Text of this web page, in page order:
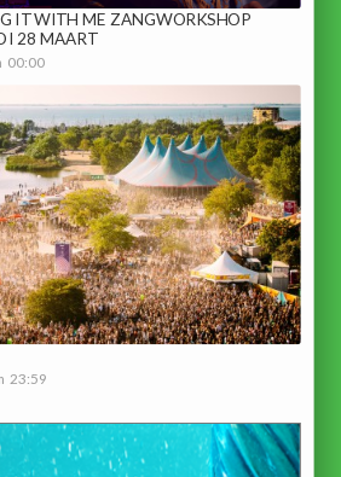
IT WITH ME ZANGWORKSHOP
28 MAART
00:00
23:59